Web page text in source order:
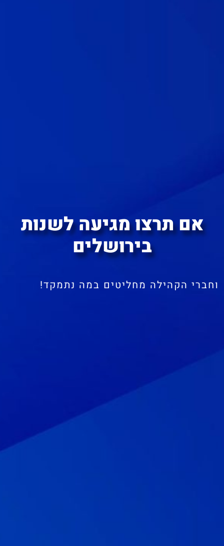
אם תרצו מגיעה לשנות
בירושלים
וחברי הקהילה מחליטים במה נתמקד!